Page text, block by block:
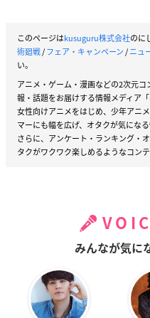
このページはkusuguru株式会社のに
術廻戦/フェア・キャンペーン/ニュ
い。
アニメ・ゲーム・漫画などの2次元
報・話題をお届けする情報メディア「
女性向けアニメをはじめ、少年アニ
マーにも幅を広げ、オタクが気にな
さらに、アンケート・ランキング・
タクがワクワク楽しめるようなコン
みんなが気に